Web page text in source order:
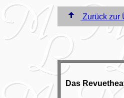
Zurück zur
Das